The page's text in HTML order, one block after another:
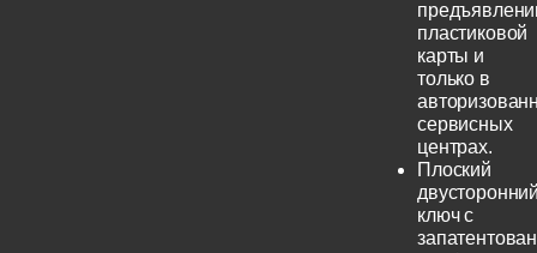
пластиковой
карты и
только в
сервисных
центрах.
Плоский
ключ с